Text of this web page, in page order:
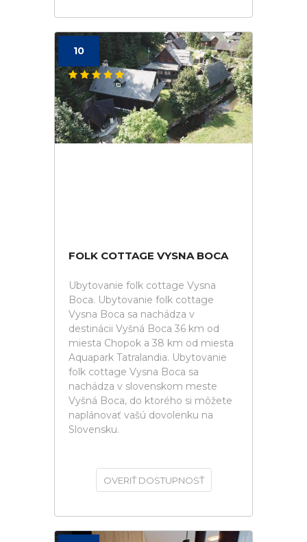
10
FOLK COTTAGE VYSNA BOCA
Ubytovanie folk cottage Vysna
Boca. Ubytovanie folk cottage
Vysna Boca sa nachádza v
destinácii Vyšná Boca 36 km od
miesta Chopok a 38 km od miesta
Aquapark Tatralandia. Ubytovanie
folk cottage Vysna Boca sa
nachádza v slovenskom meste
Vyšná Boca, do ktorého si môžete
naplánovať vašú dovolenku na
Slovensku.
OVERIŤ DOSTUPNOSŤ